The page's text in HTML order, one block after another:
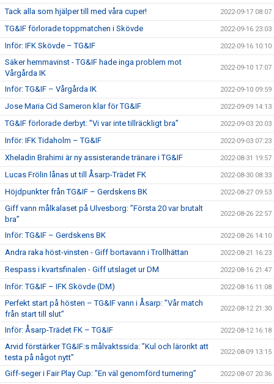
Tack alla som hjälper till med våra cuper! 2022-09-17 08:07
TG&IF förlorade toppmatchen i Skövde 2022-09-16 23:03
Inför: IFK Skövde – TG&IF 2022-09-16 10:10
Säker hemmavinst - TG&IF hade inga problem mot
Vårgårda IK
2022-09-10 17:07
Inför: TG&IF – Vårgårda IK 2022-09-10 09:59
Jose Maria Cid Sameron klar för TG&IF 2022-09-09 14:13
TG&IF förlorade derbyt: ”Vi var inte tillräckligt bra” 2022-09-03 20:03
Inför: IFK Tidaholm – TG&IF 2022-09-03 07:23
Xheladin Brahimi är ny assisterande tränare i TG&IF 2022-08-31 19:57
Lucas Frölin lånas ut till Åsarp-Trädet FK 2022-08-30 08:33
Höjdpunkter från TG&IF – Gerdskens BK 2022-08-27 09:53
Giff vann målkalaset på Ulvesborg: ”Första 20 var brutalt
bra”
2022-08-26 22:57
Inför: TG&IF – Gerdskens BK 2022-08-26 14:10
Andra raka höst-vinsten - Giff bortavann i Trollhättan 2022-08-21 16:23
Respass i kvartsfinalen - Giff utslaget ur DM 2022-08-16 21:47
Inför: TG&IF – IFK Skövde (DM) 2022-08-16 11:08
Perfekt start på hösten – TG&IF vann i Åsarp: ”Vår match
från start till slut”
2022-08-12 21:30
Inför: Åsarp-Trädet FK – TG&IF 2022-08-12 16:18
Arvid förstärker TG&IF:s målvaktssida: ”Kul och lärorikt att
testa på något nytt”
2022-08-09 13:15
Giff-seger i Fair Play Cup: ”En väl genomförd turnering” 2022-08-07 20:36